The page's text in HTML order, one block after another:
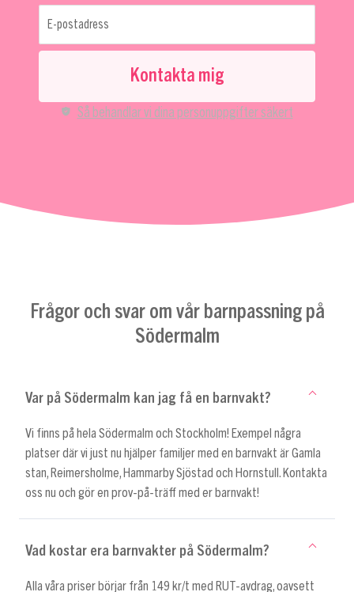
E-postadress
Kontakta mig
Så behandlar vi dina personuppgifter säkert
Frågor och svar om vår barnpassning på
Södermalm
Var på Södermalm kan jag få en barnvakt?
Vi finns på hela Södermalm och Stockholm! Exempel några
platser där vi just nu hjälper familjer med en barnvakt är Gamla
stan, Reimersholme, Hammarby Sjöstad och Hornstull. Kontakta
oss nu och gör en prov-på-träff med er barnvakt!
Vad kostar era barnvakter på Södermalm?
Alla våra priser börjar från 149 kr/t med RUT-avdrag, oavsett